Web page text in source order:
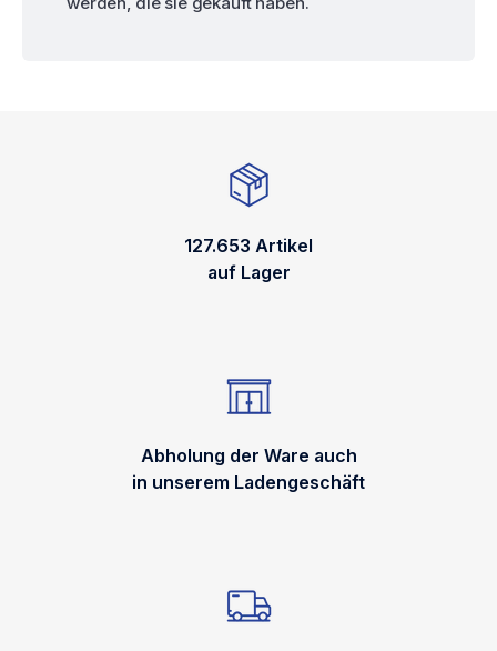
127.653 Artikel
auf Lager
Abholung der Ware auch
in unserem Ladengeschäft